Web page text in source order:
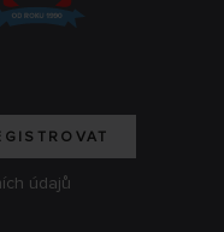
údajů